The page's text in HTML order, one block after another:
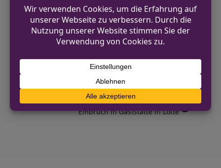
Nach Abschluss der polizeilichen
Maßnahmen wurde der Mann in die
Justizvollzugsanstalt Willich gebracht.
VORHERIGER BEITRAG
20-Jähriger von drei Männern geschlagen
und ausgeraubt
NÄCHSTER BEITRAG
Einbruch in Gaststätte in Lotte